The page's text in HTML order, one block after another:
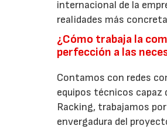
internacional de la
realidades más
¿Cómo trabaja la
perfección a las
Contamos con redes
equipos técnicos capaz
Racking, trabajamos
envergadura del